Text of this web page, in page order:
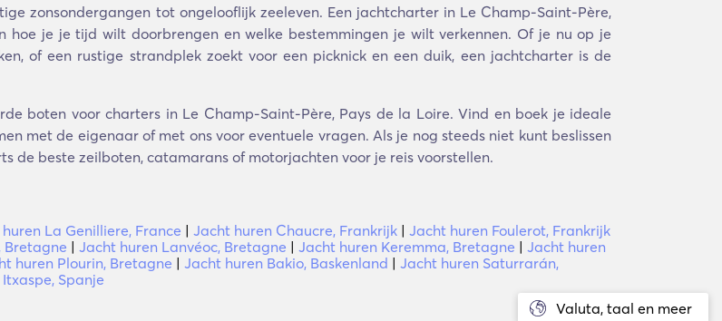
Valuta, taal en meer
zonsondergangen tot ongelooflijk zeeleven. Een jachtcharter in Le Champ-Saint-Père,
je je tijd wilt doorbrengen en welke bestemmingen je wilt verkennen. Of je nu op je
of een rustige strandplek zoekt voor een picknick en een duik, een jachtcharter is de
boten voor charters in Le Champ-Saint-Père, Pays de la Loire. Vind en boek je ideale
met de eigenaar of met ons voor eventuele vragen. Als je nog steeds niet kunt beslissen
de beste zeilboten, catamarans of motorjachten voor je reis voorstellen.
La Genilliere, France | Jacht huren Chaucre, Frankrijk | Jacht huren Foulerot, Frankrijk
Bretagne | Jacht huren Lanvéoc, Bretagne | Jacht huren Keremma, Bretagne | Jacht huren
huren Plourin, Bretagne | Jacht huren Bakio, Baskenland | Jacht huren Saturrarán,
Spanje